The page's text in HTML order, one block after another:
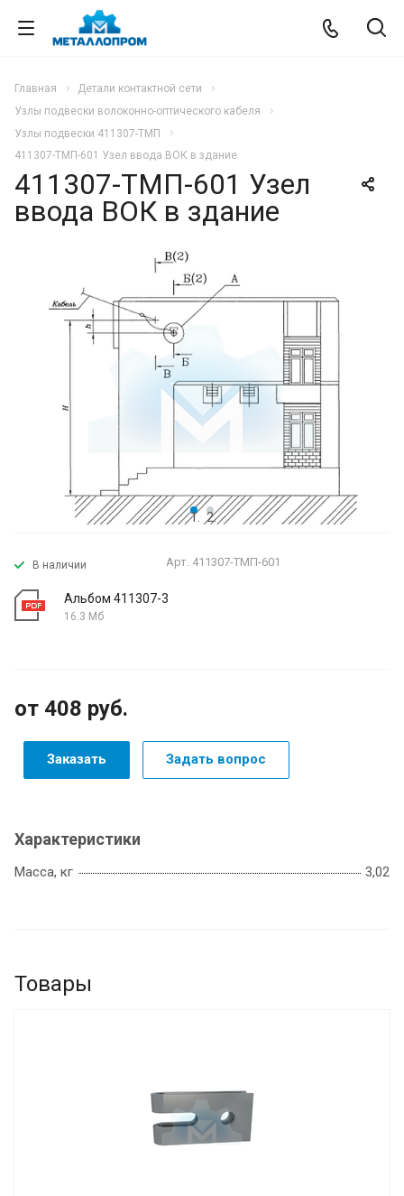
Главная
Детали контактной сети
Узлы подвески волоконно-оптического кабеля
Узлы подвески 411307-ТМП
411307-ТМП-601 Узел ввода ВОК в здание
411307-ТМП-601 Узел
ввода ВОК в здание
В наличии Арт. 411307-ТМП-601
Альбом 411307-3
16.3 Мб
от 408 руб.
Заказать Задать вопрос
Характеристики
Масса, кг 3,02
Товары